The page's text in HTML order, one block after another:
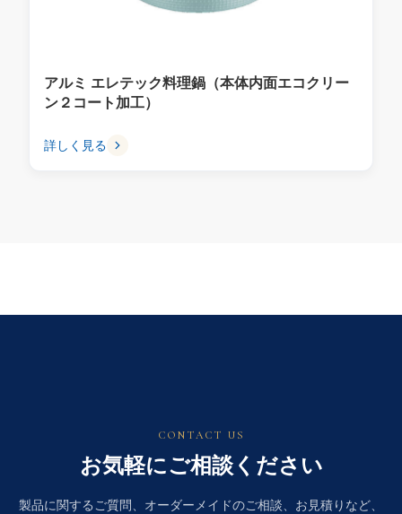
アルミ エレテック料理鍋（本体内面エコクリー
ン２コート加工）
詳しく見る
CONTACT US
お気軽にご相談ください
製品に関するご質問、オーダーメイドのご相談、お見積りなど、